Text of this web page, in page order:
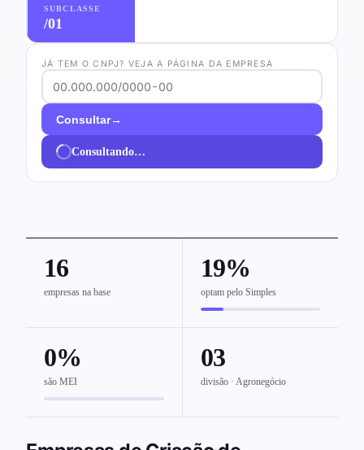
SUBCLASSE
/01
JÁ TEM O CNPJ? VEJA A PÁGINA DA EMPRESA
Consultar→
Consultando…
16
empresas na base
19%
optam pelo Simples
0%
são MEI
03
divisão · Agronegócio